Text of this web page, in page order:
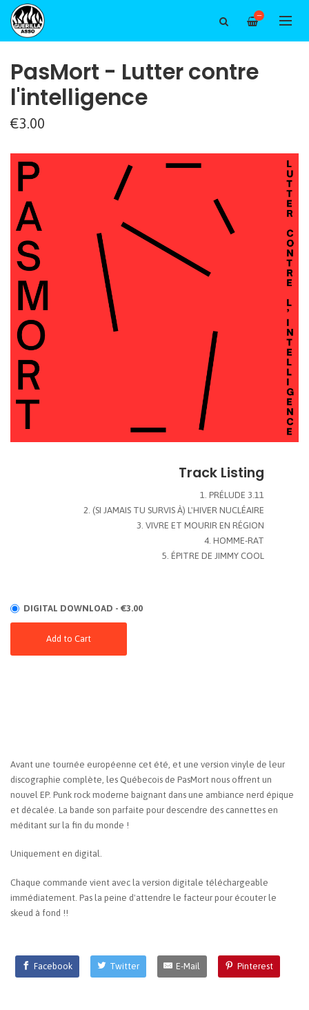
—
PasMort - Lutter contre
l'intelligence
€3.00
Track Listing
PRÉLUDE 3.11
(SI JAMAIS TU SURVIS À) L'HIVER NUCLÉAIRE
VIVRE ET MOURIR EN RÉGION
HOMME-RAT
ÉPITRE DE JIMMY COOL
DIGITAL DOWNLOAD - €3.00
Add to Cart
Avant une tournée européenne cet été, et une version vinyle de leur
discographie complète, les Québecois de PasMort nous offrent un
nouvel EP. Punk rock moderne baignant dans une ambiance nerd épique
et décalée. La bande son parfaite pour descendre des cannettes en
méditant sur la fin du monde !
Uniquement en digital.
Chaque commande vient avec la version digitale téléchargeable
immédiatement. Pas la peine d'attendre le facteur pour écouter le
skeud à fond !!
Facebook Twitter E-Mail Pinterest